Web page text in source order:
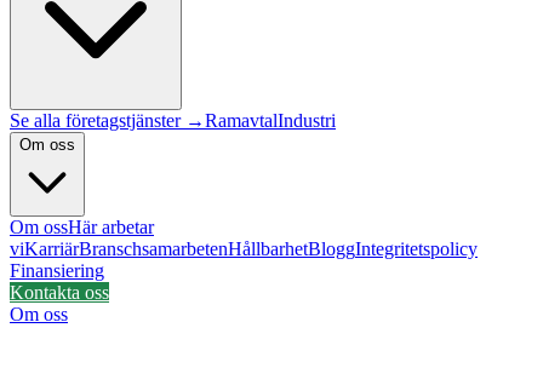
Se alla företagstjänster →RamavtalIndustri
Om oss
Om ossHär arbetar
viKarriärBranschsamarbetenHållbarhetBloggIntegritetspolicy
Finansiering
Kontakta oss
Om oss